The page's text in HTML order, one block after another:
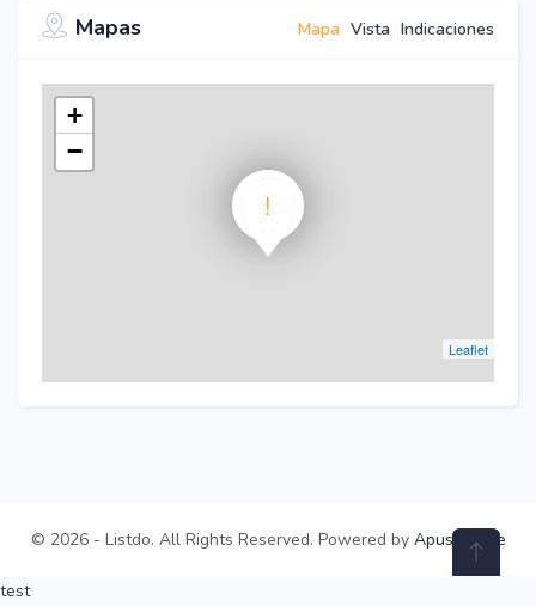
Mapas Mapa Vista Indicaciones
!
+
−
Leaflet
© 2026 - Listdo. All Rights Reserved. Powered by ApusTheme
test